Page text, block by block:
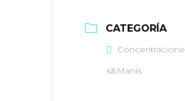
CATEGORÍA
Concentracione
s&Manis